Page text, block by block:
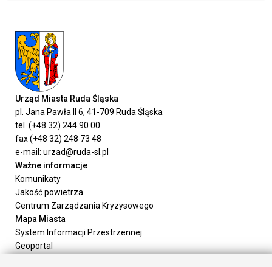
Urząd Miasta Ruda Śląska
pl. Jana Pawła II 6, 41-709 Ruda Śląska
tel. (+48 32) 244 90 00
fax (+48 32) 248 73 48
e-mail: urzad@ruda-sl.pl
Ważne informacje
Komunikaty
Jakość powietrza
Centrum Zarządzania Kryzysowego
Mapa Miasta
System Informacji Przestrzennej
Geoportal